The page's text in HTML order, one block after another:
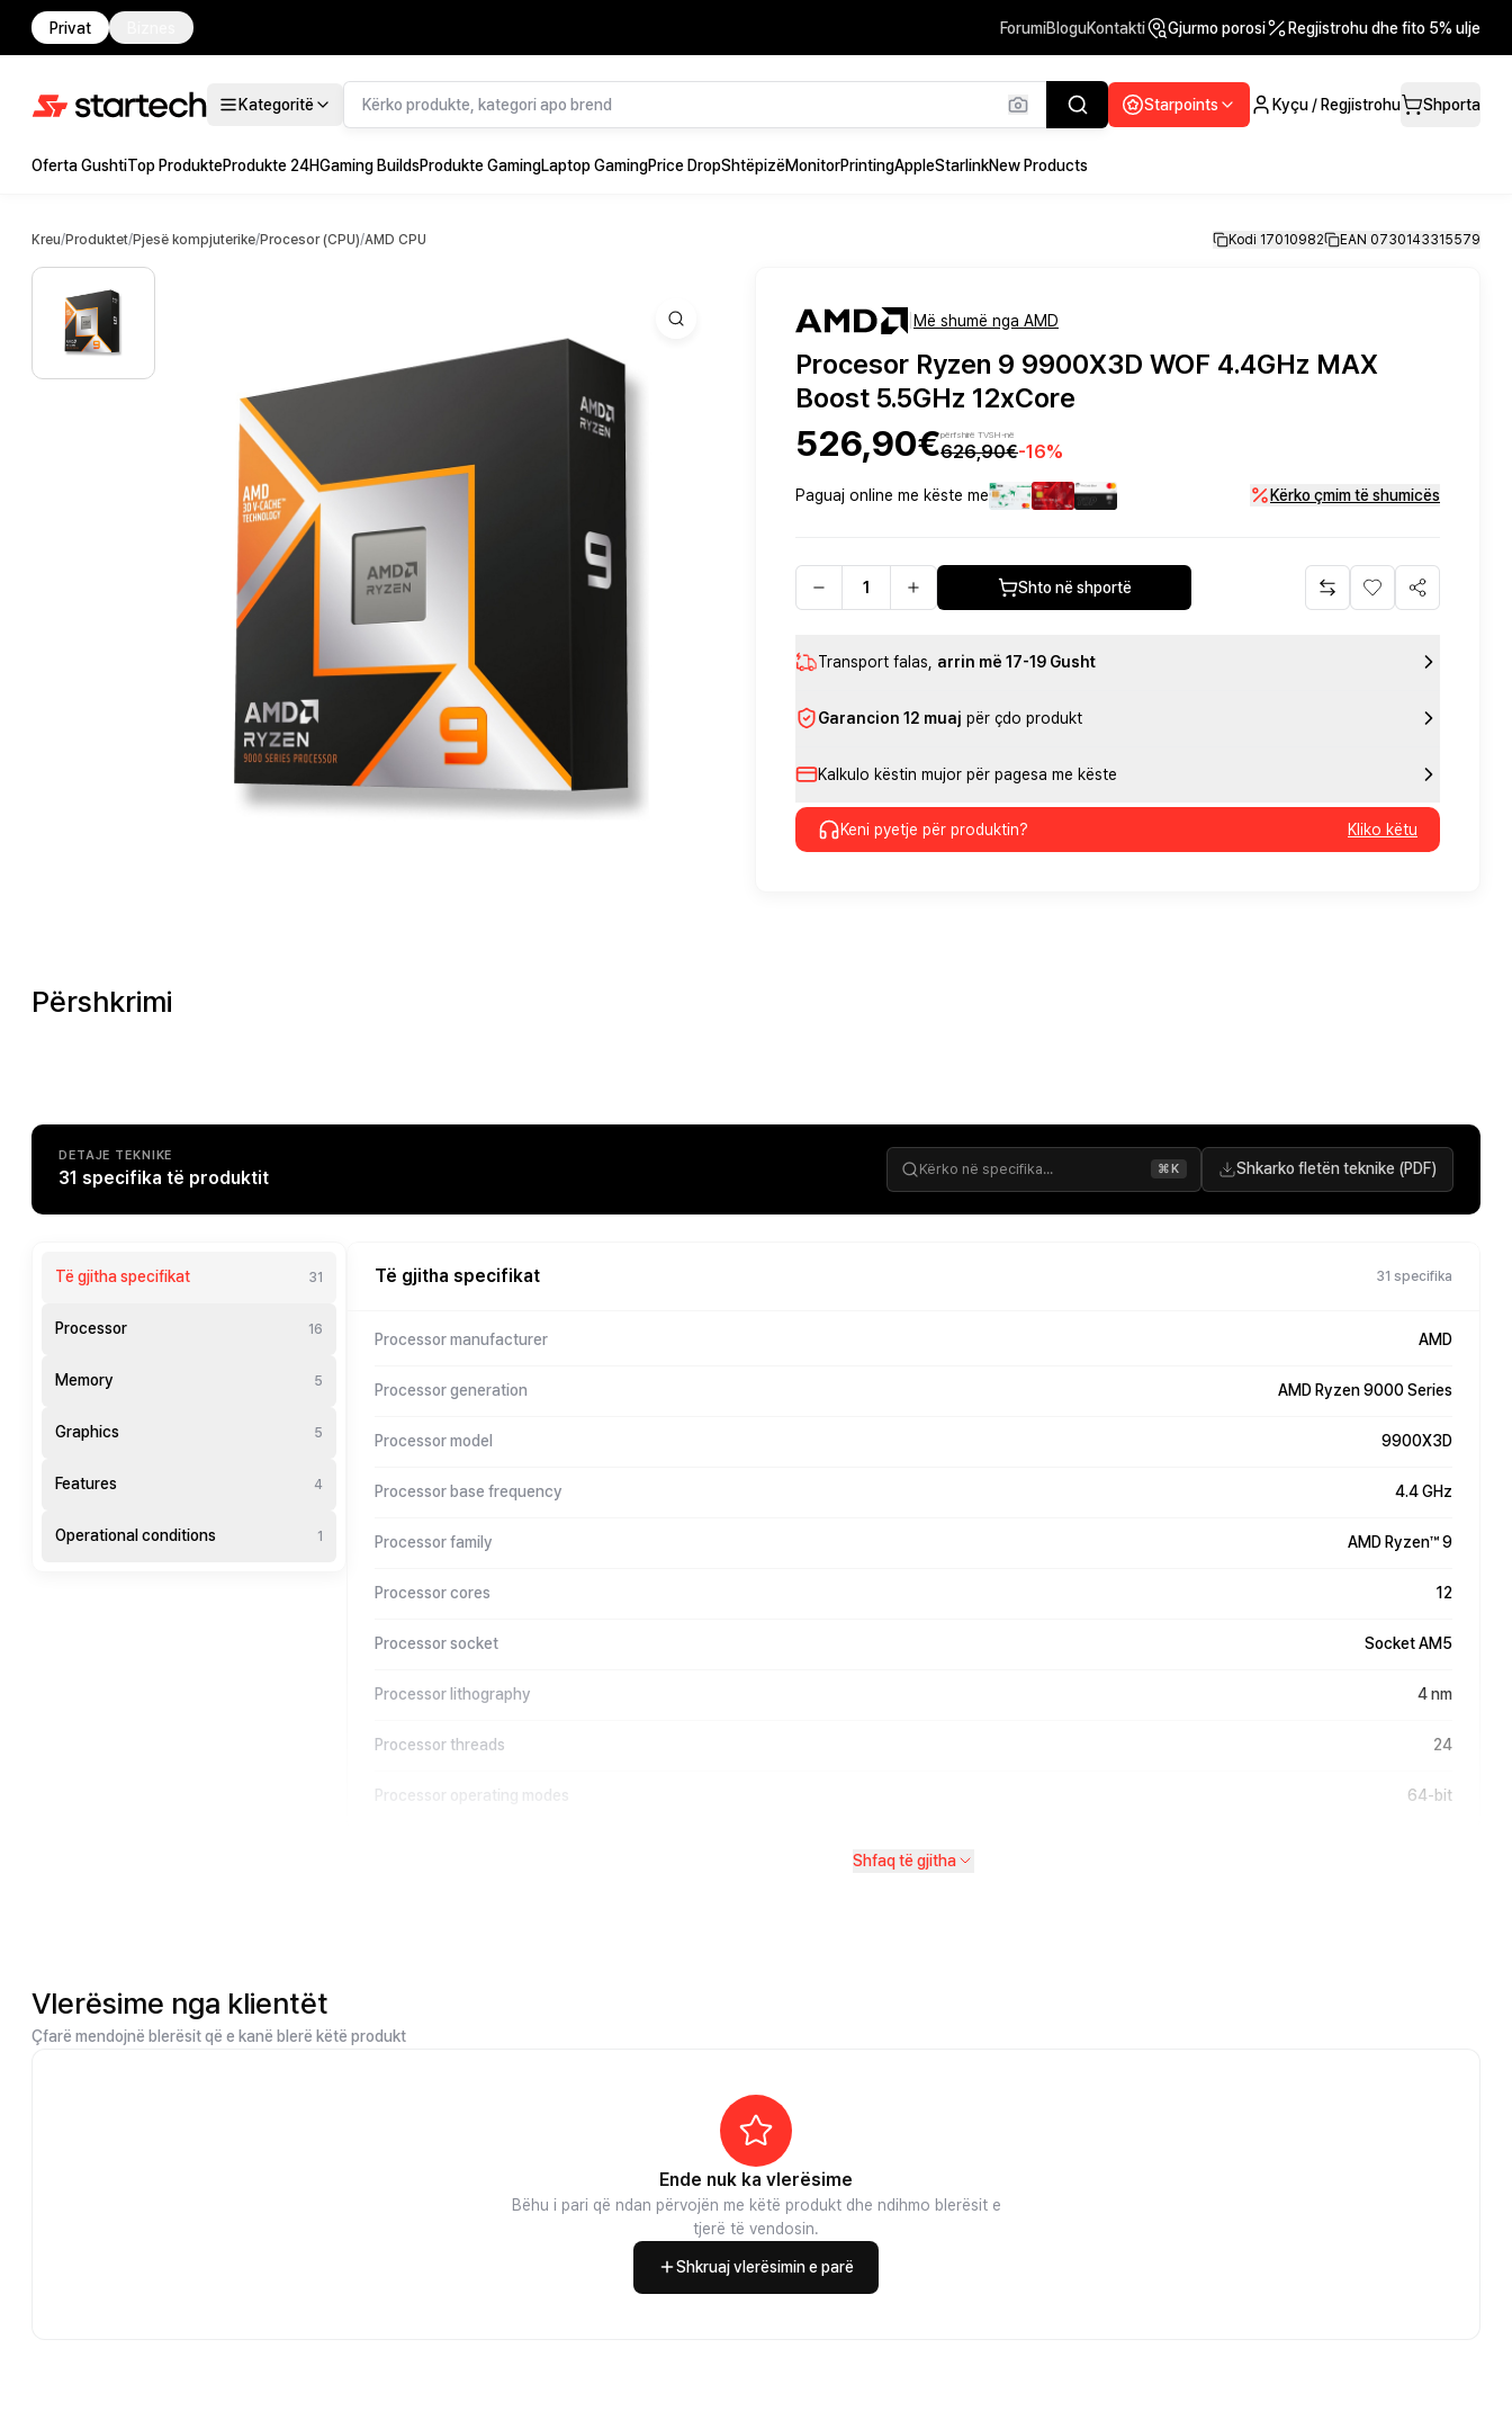
Privat ForumiBloguKontakti Gjurmo porosi Regjistrohu dhe fito 5% ulje
Kategoritë Starpoints Kyçu / Regjistrohu Shporta
Oferta GushtiTop ProdukteProdukte 24HGaming BuildsProdukte GamingLaptop GamingPrice DropShtëpizëMonitorPrintingAppleStarlinkNew Products
Kreu/Produktet/Pjesë kompjuterike/Procesor (CPU)/AMD CPU Kodi 17010982 EAN 0730143315579
Më shumë nga AMD
Procesor Ryzen 9 9900X3D WOF 4.4GHz MAX
Boost 5.5GHz 12xCore
526,90€përfshirë TVSH-në
626,90€-16%
Paguaj online me këste me Kërko çmim të shumicës
Shto në shportë
Transport falas arrin më 17-19 Gusht
Garancion 12 muaj për çdo produkt
Kalkulo këstin mujor për pagesa me këste
Keni pyetje për produktin? Kliko këtu
Përshkrimi
DETAJE TEKNIKE
31 specifika të produktit ⌘K Shkarko fletën teknike (PDF)
Të gjitha specifikat 31
Processor 16
Memory 5
Graphics 5
Features 4
Operational conditions 1
Të gjitha specifikat 31 specifika
Processor manufacturer AMD
Processor generation AMD Ryzen 9000 Series
Processor model 9900X3D
Processor base frequency 4.4 GHz
Processor family AMD Ryzen™ 9
Processor cores 12
Processor socket Socket AM5
Processor lithography 4 nm
Processor threads 24
Processor operating modes 64-bit
Shfaq të gjitha
Vlerësime nga klientët
Çfarë mendojnë blerësit që e kanë blerë këtë produkt
Ende nuk ka vlerësime
Bëhu i pari që ndan përvojën me këtë produkt dhe ndihmo blerësit e
tjerë të vendosin.
Shkruaj vlerësimin e parë